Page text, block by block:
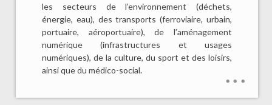
les secteurs de l’environnement (déchets,
énergie, eau), des transports (ferroviaire, urbain,
portuaire, aéroportuaire), de l’aménagement
numérique (infrastructures et usages
numériques), de la culture, du sport et des loisirs,
ainsi que du médico-social.